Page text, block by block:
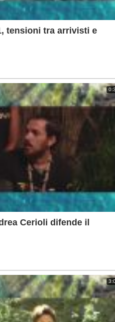
tensioni tra arrivisti e
Cerioli difende il